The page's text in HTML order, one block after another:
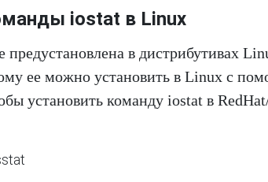
iostat в Linux
​​в дистрибутивах
ее можно установить в Linux с
установить команду iostat в